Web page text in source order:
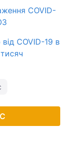
COVID-
COVID-19 в